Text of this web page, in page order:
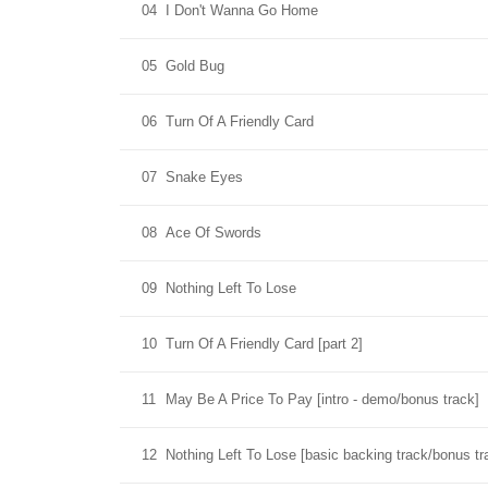
04 I Don't Wanna Go Home
05 Gold Bug
06 Turn Of A Friendly Card
07 Snake Eyes
08 Ace Of Swords
09 Nothing Left To Lose
10 Turn Of A Friendly Card [part 2]
11 May Be A Price To Pay [intro - demo/bonus track]
12 Nothing Left To Lose [basic backing track/bonus